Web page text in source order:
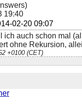
19:40
02-20 09:07
ich auch schon mal
ohne Rekursion,
+0100 (CET)